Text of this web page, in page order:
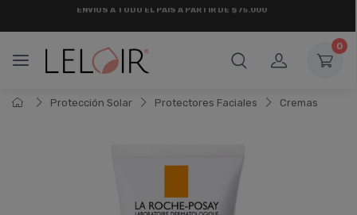
0
Protección Solar Protectores Faciales Cremas